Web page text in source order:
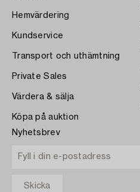
Hemvärdering
Kundservice
Transport och uthämtning
Private Sales
Värdera & sälja
Köpa på auktion
Nyhetsbrev